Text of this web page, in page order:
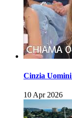
Cinzia Uomini
10 Apr 2026